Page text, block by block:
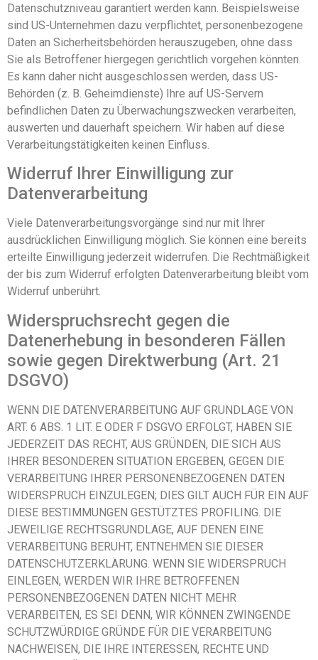
Datenschutzniveau garantiert werden kann. Beispielsweise
sind US-Unternehmen dazu verpflichtet, personenbezogene
Daten an Sicherheitsbehörden herauszugeben, ohne dass
Sie als Betroffener hiergegen gerichtlich vorgehen könnten.
Es kann daher nicht ausgeschlossen werden, dass US-
Behörden (z. B. Geheimdienste) Ihre auf US-Servern
befindlichen Daten zu Überwachungszwecken verarbeiten,
auswerten und dauerhaft speichern. Wir haben auf diese
Verarbeitungstätigkeiten keinen Einfluss.
Widerruf Ihrer Einwilligung zur
Datenverarbeitung
Viele Datenverarbeitungsvorgänge sind nur mit Ihrer
ausdrücklichen Einwilligung möglich. Sie können eine bereits
erteilte Einwilligung jederzeit widerrufen. Die Rechtmäßigkeit
der bis zum Widerruf erfolgten Datenverarbeitung bleibt vom
Widerruf unberührt.
Widerspruchsrecht gegen die
Datenerhebung in besonderen Fällen
sowie gegen Direktwerbung (Art. 21
DSGVO)
WENN DIE DATENVERARBEITUNG AUF GRUNDLAGE VON
ART. 6 ABS. 1 LIT. E ODER F DSGVO ERFOLGT, HABEN SIE
JEDERZEIT DAS RECHT, AUS GRÜNDEN, DIE SICH AUS
IHRER BESONDEREN SITUATION ERGEBEN, GEGEN DIE
VERARBEITUNG IHRER PERSONENBEZOGENEN DATEN
WIDERSPRUCH EINZULEGEN; DIES GILT AUCH FÜR EIN AUF
DIESE BESTIMMUNGEN GESTÜTZTES PROFILING. DIE
JEWEILIGE RECHTSGRUNDLAGE, AUF DENEN EINE
VERARBEITUNG BERUHT, ENTNEHMEN SIE DIESER
DATENSCHUTZERKLÄRUNG. WENN SIE WIDERSPRUCH
EINLEGEN, WERDEN WIR IHRE BETROFFENEN
PERSONENBEZOGENEN DATEN NICHT MEHR
VERARBEITEN, ES SEI DENN, WIR KÖNNEN ZWINGENDE
SCHUTZWÜRDIGE GRÜNDE FÜR DIE VERARBEITUNG
NACHWEISEN, DIE IHRE INTERESSEN, RECHTE UND